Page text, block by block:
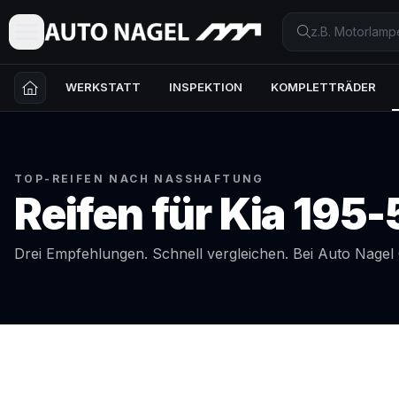
WERKSTATT INSPEKTION KOMPLETTRÄDER
TOP-REIFEN NACH NASSHAFTUNG
Reifen fürKia
Drei Empfehlungen. Schnell vergleichen. Bei Auto Nagel